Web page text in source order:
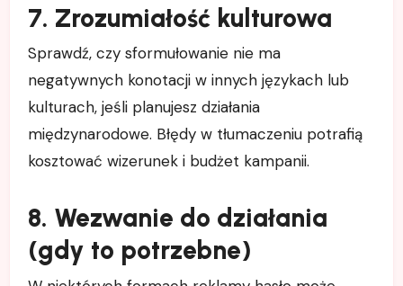
7. Zrozumiałość kulturowa
Sprawdź, czy sformułowanie nie ma
negatywnych konotacji w innych językach lub
kulturach, jeśli planujesz działania
międzynarodowe. Błędy w tłumaczeniu potrafią
kosztować wizerunek i budżet kampanii.
8. Wezwanie do działania
(gdy to potrzebne)